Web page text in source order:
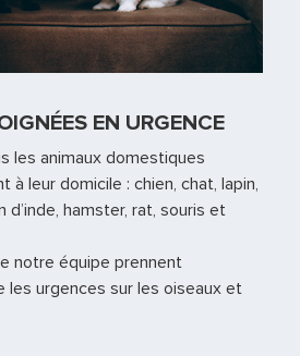
EN URGENCE
les animaux domestiques
à leur domicile : chien, chat, lapin,
hamster, rat, souris et
notre équipe prennent
les urgences sur les oiseaux et